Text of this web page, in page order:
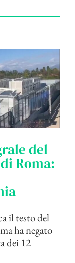
del
Roma:
il testo del
ha negato
dei 12